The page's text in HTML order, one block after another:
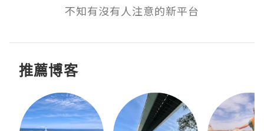
不知有沒有人注意的新平台
推薦博客